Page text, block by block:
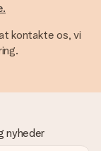
kontakte os, vi
nyheder